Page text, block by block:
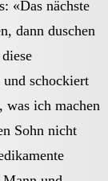
«Das nächste
dann duschen
schockiert
was ich machen
Sohn nicht